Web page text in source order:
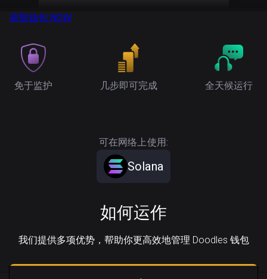
获取钱包 NOW
免于监护 几步即可完成 全天候运行
可在网络上使用:
Solana
如何运作
我们提供多项优势，帮助你更高效地管理 Doodles 钱包